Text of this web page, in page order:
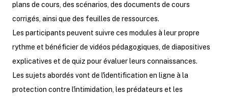
plans de cours, des scénarios, des documents de cours
corrigés, ainsi que des feuilles de ressources.
Les participants peuvent suivre ces modules à leur propre
rythme et bénéficier de vidéos pédagogiques, de diapositives
explicatives et de quiz pour évaluer leurs connaissances.
Les sujets abordés vont de l'identification en ligne à la
protection contre l'intimidation, les prédateurs et les